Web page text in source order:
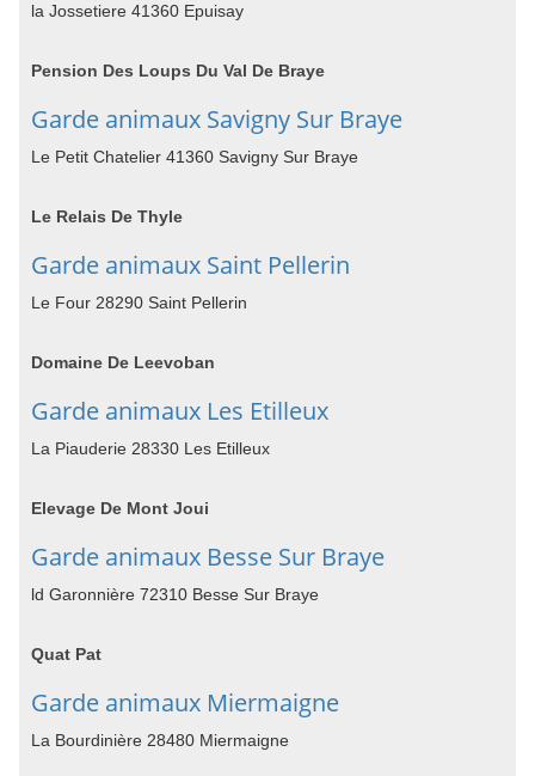
la Jossetiere 41360 Epuisay
Pension Des Loups Du Val De Braye
Garde animaux Savigny Sur Braye
Le Petit Chatelier 41360 Savigny Sur Braye
Le Relais De Thyle
Garde animaux Saint Pellerin
Le Four 28290 Saint Pellerin
Domaine De Leevoban
Garde animaux Les Etilleux
La Piauderie 28330 Les Etilleux
Elevage De Mont Joui
Garde animaux Besse Sur Braye
ld Garonnière 72310 Besse Sur Braye
Quat Pat
Garde animaux Miermaigne
La Bourdinière 28480 Miermaigne